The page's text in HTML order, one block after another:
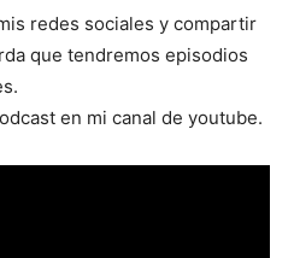
redes sociales y compartir
que tendremos episodios
en mi canal de youtube.